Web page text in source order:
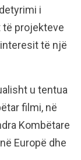
i
projekteve
të një
u tentua
filmi, në
Kombëtare
Europë dhe